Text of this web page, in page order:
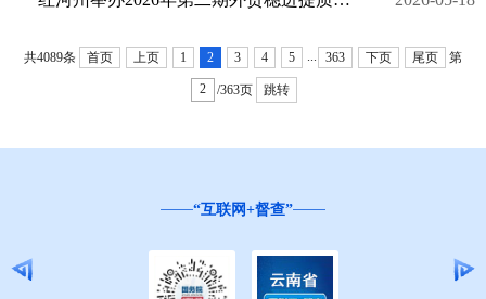
共4089条 首页 上页 1 2 3 4 5 363 下页 尾页 第
/363页 跳转
“互联网+督查”